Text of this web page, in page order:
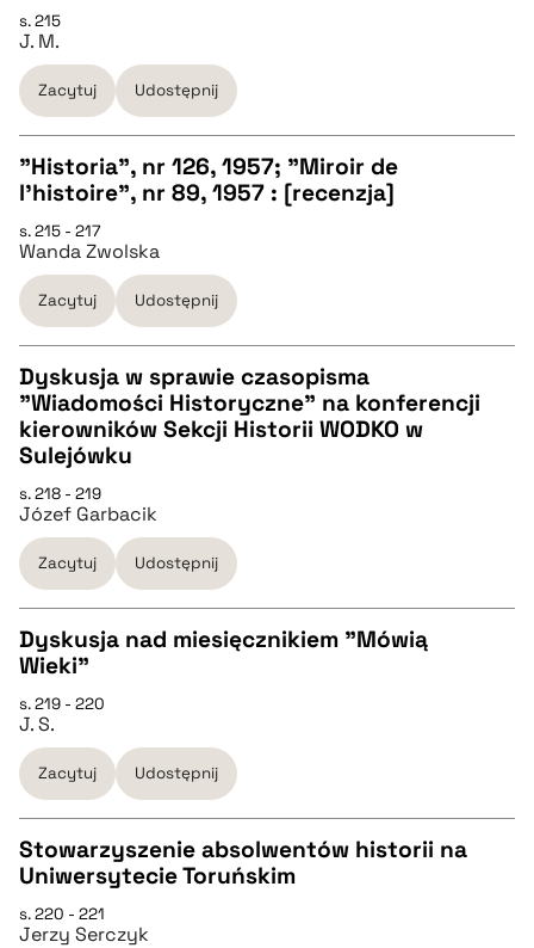
pobierz cytat
BIBTEX
pobierz cytat
s. 215
J. M.
Zacytuj Udostępnij
pobierz cytat
BIBTEX
pobierz cytat
"Historia", nr 126, 1957; "Miroir de
l'histoire", nr 89, 1957 : [recenzja]
s. 215 - 217
Wanda Zwolska
Zacytuj Udostępnij
CZYSTY TEKST
pobierz cytat
BIBTEX
pobierz cytat
Dyskusja w sprawie czasopisma
"Wiadomości Historyczne" na konferencji
kierowników Sekcji Historii WODKO w
Sulejówku
s. 218 - 219
Józef Garbacik
Zacytuj Udostępnij
pobierz cytat
BIBTEX
pobierz cytat
Dyskusja nad miesięcznikiem "Mówią
Wieki"
s. 219 - 220
J. S.
Zacytuj Udostępnij
CZYSTY TEKST
Stowarzyszenie absolwentów historii na
Uniwersytecie Toruńskim
s. 220 - 221
Jerzy Serczyk